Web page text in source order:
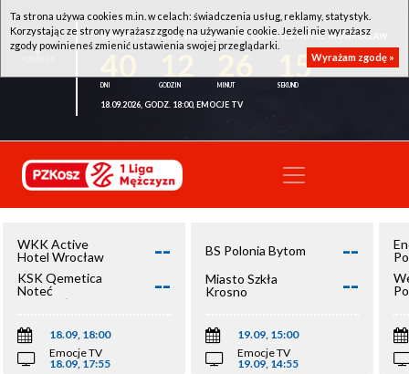
WKK ACTIVE HOTEL WROCŁAW - KSK QEMETICA NOTEĆ INOWROCŁAW
15
18.09.2026, GODZ. 18:00, EMOCJE TV
WKK Active
Hotel Wrocław
--
KSK Qemetica
Noteć
Inowrocław
--
18.09, 18:00
Emocje TV
18.09, 17:55
BS Polonia Bytom --
Miasto Szkła
Krosno
--
19.09, 15:00
Emocje TV
19.09, 14:55
Ta strona używa cookies m.in. w celach: świadczenia usług, reklamy, statystyk.
Korzystając ze strony wyrażasz zgodę na używanie cookie. Jeżeli nie wyrażasz
zgody powinieneś zmienić ustawienia swojej przeglądarki.
Wyrażam zgodę »